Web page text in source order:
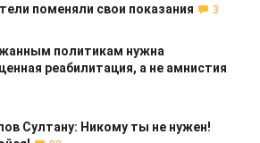
поменяли свои показания
3
политикам нужна
реабилитация, а не амнистия
Султану: Никому ты не нужен!